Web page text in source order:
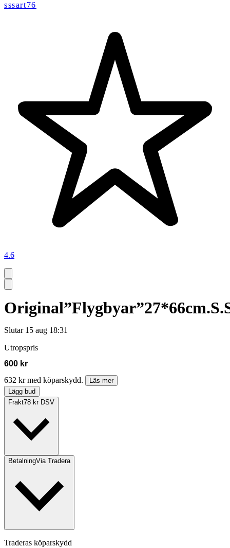
sssart76
4.6
Slutar 15 aug 18:31
Utropspris
600 kr
632 kr med köparskydd.
Läs mer
Lägg bud
Frakt78 kr DSV
BetalningVia Tradera
Traderas köparskydd